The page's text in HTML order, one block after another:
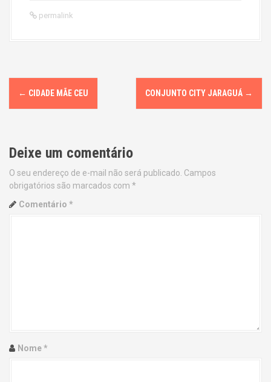
permalink
P
o
t
n
a
i
← CIDADE MÃE CEU CONJUNTO CITY JARAGUÁ →
Deixe um comentário
O seu endereço de e-mail não será publicado. Campos
obrigatórios são marcados com *
Comentário *
Nome*